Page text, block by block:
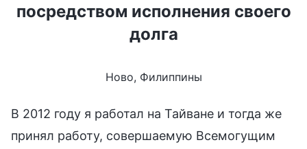
посредством исполнения своего
долга
Ново, Филиппины
В 2012 году я работал на Тайване и тогда же
принял работу, совершаемую Всемогущим